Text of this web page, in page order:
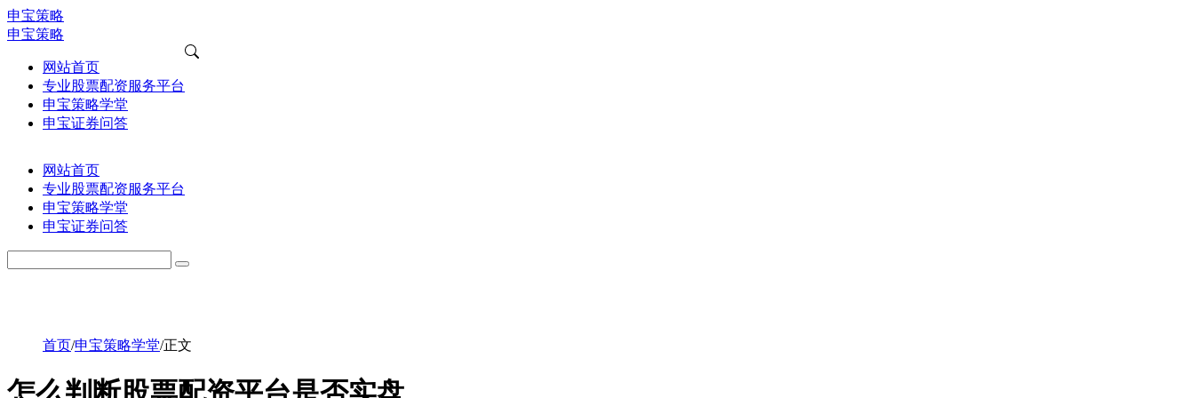
申宝策略
申宝策略
网站首页
专业股票配资服务平台
申宝策略学堂
申宝证券问答
网站首页
专业股票配资服务平台
申宝策略学堂
申宝证券问答
首页/申宝策略学堂/正文